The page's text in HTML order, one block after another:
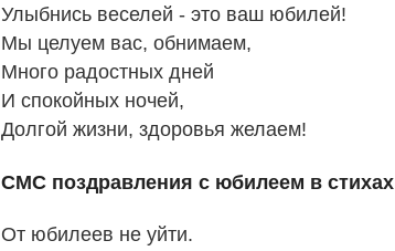
Улыбнись веселей - это ваш юбилей!
Мы целуем вас, обнимаем,
Много радостных дней
И спокойных ночей,
Долгой жизни, здоровья желаем!
СМС поздравления с юбилеем в стихах
От юбилеев не уйти.